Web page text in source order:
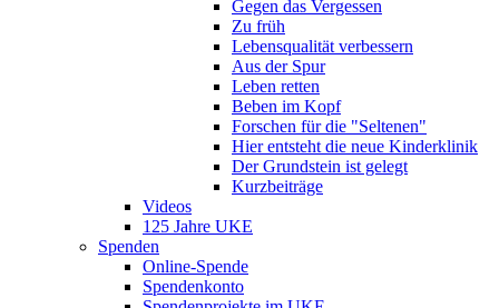
Gegen das Vergessen
Zu früh
Lebensqualität verbessern
Aus der Spur
Leben retten
Beben im Kopf
Forschen für die "Seltenen"
Hier entsteht die neue Kinderklinik
Der Grundstein ist gelegt
Kurzbeiträge
Videos
125 Jahre UKE
Spenden
Online-Spende
Spendenkonto